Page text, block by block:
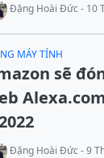
Đặng Hoài Đức - 10
MÁY TÍNH
sẽ
Đặng Hoài Đức - 9